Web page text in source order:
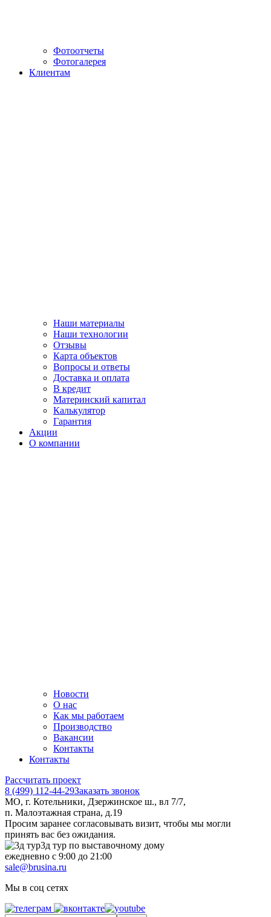
Фотоотчеты
Фотогалерея
Клиентам
Наши материалы
Наши технологии
Отзывы
Карта объектов
Вопросы и ответы
Доставка и оплата
В кредит
Материнский капитал
Калькулятор
Гарантия
Акции
О компании
Новости
О нас
Как мы работаем
Производство
Вакансии
Контакты
Контакты
Рассчитать проект
8 (499) 112-44-29Заказать звонок
МО, г. Котельники, Дзержинское ш., вл 7/7,
п. Малоэтажная страна, д.19
Просим заранее согласовывать визит, чтобы мы могли
принять вас без ожидания.
3д тур по выставочному дому
ежедневно с 9:00 до 21:00
sale@brusina.ru
Мы в соц сетях